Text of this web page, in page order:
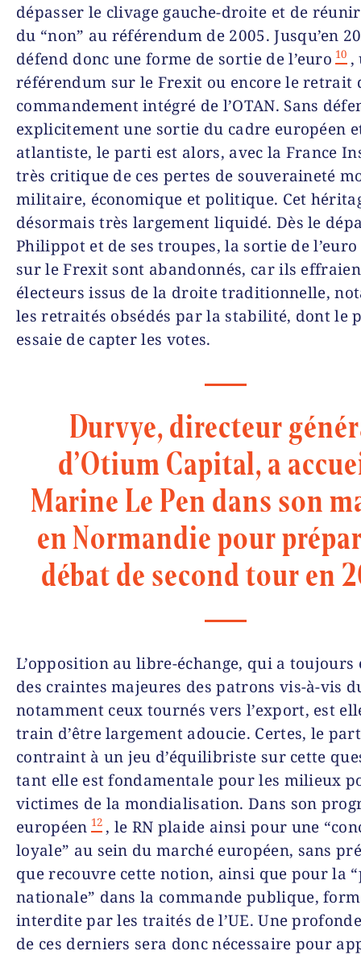
dépasser le clivage gauche-droite et de
du “non” au référendum de 2005. Jusqu’en
défend donc une forme de sortie de l’euro 10 ,
référendum sur le Frexit ou encore le retrait
commandement intégré de l’OTAN. Sans
explicitement une sortie du cadre européen
atlantiste, le parti est alors, avec la France
très critique de ces pertes de souveraineté
militaire, économique et politique. Cet
désormais très largement liquidé. Dès le
Philippot et de ses troupes, la sortie de
sur le Frexit sont abandonnés, car ils
électeurs issus de la droite traditionnelle,
les retraités obsédés par la stabilité, dont le
essaie de capter les votes.
Durvye, directeur
d’Otium Capital, a
Marine Le Pen dans son
en Normandie pour
débat de second tour en
L’opposition au libre-échange, qui a toujours
des craintes majeures des patrons vis-à-vis
notamment ceux tournés vers l’export, est
train d’être largement adoucie. Certes, le
contraint à un jeu d’équilibriste sur cette
tant elle est fondamentale pour les milieux
victimes de la mondialisation. Dans son
européen 12 , le RN plaide ainsi pour une
loyale” au sein du marché européen, sans
que recouvre cette notion, ainsi que pour la
nationale” dans la commande publique,
interdite par les traités de l’UE. Une
de ces derniers sera donc nécessaire pour